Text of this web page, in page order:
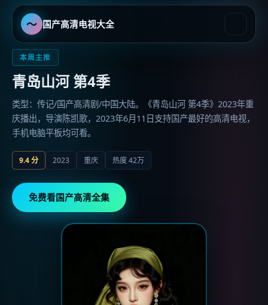
〜 国产高清电视大全
国产高清电视大全
本周主推
青岛山河 第4季
类型：传记/国产高清剧/中国大陆。《青岛山河 第4季》2023年重
庆播出，导演陈凯歌，2023年6月11日支持国产最好的高清电视，
手机电脑平板均可看。
9.4分 2023 重庆 热度42万
免费看国产高清全集